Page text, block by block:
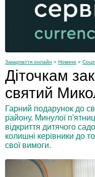
Закарпаття онлайн » Новини »
Діточкам
святий
Гарний подарунок до
району. Минулої
відкриття дитячого
колишні керівники до
свої вимоги.